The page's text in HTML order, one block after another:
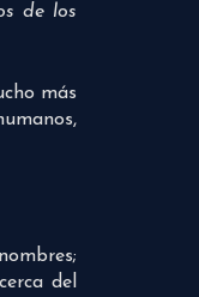
de los
más
del